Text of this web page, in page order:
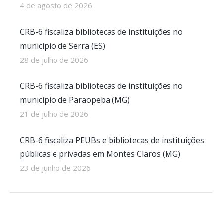
4 de agosto de 2026
CRB-6 fiscaliza bibliotecas de instituições no
município de Serra (ES)
28 de julho de 2026
CRB-6 fiscaliza bibliotecas de instituições no
município de Paraopeba (MG)
21 de julho de 2026
CRB-6 fiscaliza PEUBs e bibliotecas de instituições
públicas e privadas em Montes Claros (MG)
23 de junho de 2026